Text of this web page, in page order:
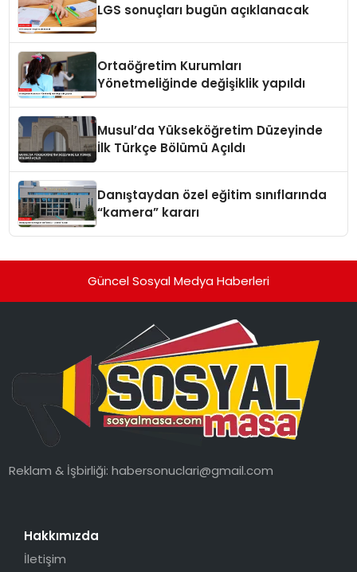
LGS sonuçları bugün açıklanacak
Ortaöğretim Kurumları
Yönetmeliğinde değişiklik yapıldı
Musul’da Yükseköğretim Düzeyinde
İlk Türkçe Bölümü Açıldı
Danıştaydan özel eğitim sınıflarında
“kamera” kararı
Güncel Sosyal Medya Haberleri
Reklam & İşbirliği:habersonuclari@gmail.com
Hakkımızda
İletişim